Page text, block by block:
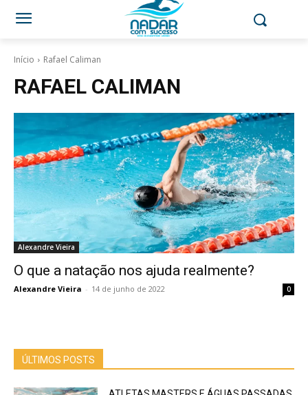
Início Rafael Caliman
RAFAEL CALIMAN
Alexandre Vieira
O que a natação nos ajuda realmente?
Alexandre Vieira - 14 de junho de 2022 0
ÚLTIMOS POSTS